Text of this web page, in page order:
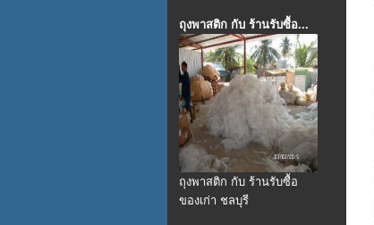
ถุงพาสติก กับ ร้านรับซื้อ...
ถุงพาสติก กับ ร้านรับซื้อ
ของเก่า ชลบุรี